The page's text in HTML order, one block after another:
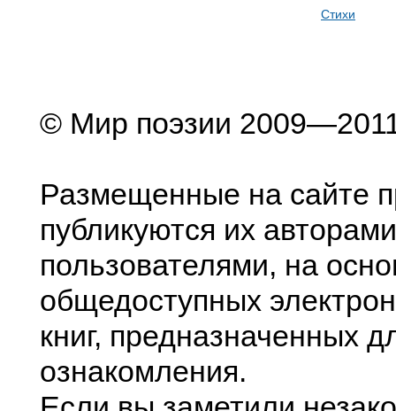
Стихи
© Мир поэзии
Размещенные на сайте
публикуются их
пользователями, на
общедоступных
книг, предназначенных
ознакомления.